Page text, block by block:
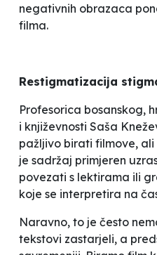
negativnih obrazaca
filma.
Restigmatizacija
Profesorica bosanskog,
i književnosti Saša
pažljivo birati filmove,
je sadržaj primjeren
povezati s lektirama ili
koje se interpretira na
Naravno, to je često
tekstovi zastarjeli, a